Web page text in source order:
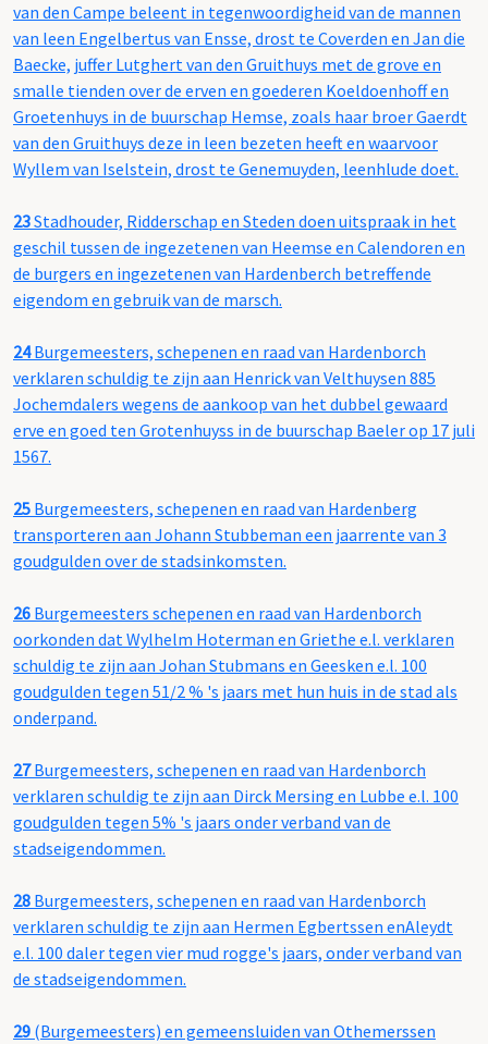
van den Campe beleent in tegenwoordigheid van de mannen
van leen Engelbertus van Ensse, drost te Coverden en Jan die
Baecke, juffer Lutghert van den Gruithuys met de grove en
smalle tienden over de erven en goederen Koeldoenhoff en
Groetenhuys in de buurschap Hemse, zoals haar broer Gaerdt
van den Gruithuys deze in leen bezeten heeft en waarvoor
Wyllem van Iselstein, drost te Genemuyden, leenhlude doet.
23Stadhouder, Ridderschap en Steden doen uitspraak in het
geschil tussen de ingezetenen van Heemse en Calendoren en
de burgers en ingezetenen van Hardenberch betreffende
eigendom en gebruik van de marsch.
24Burgemeesters, schepenen en raad van Hardenborch
verklaren schuldig te zijn aan Henrick van Velthuysen 885
Jochemdalers wegens de aankoop van het dubbel gewaard
erve en goed ten Grotenhuyss in de buurschap Baeler op 17 juli
1567.
25 Burgemeesters, schepenen en raad van Hardenberg
transporteren aan Johann Stubbeman een jaarrente van 3
goudgulden over de stadsinkomsten.
26 Burgemeesters schepenen en raad van Hardenborch
oorkonden dat Wylhelm Hoterman en Griethe e.l. verklaren
schuldig te zijn aan Johan Stubmans en Geesken e.l. 100
goudgulden tegen 51/2 % 's jaars met hun huis in de stad als
onderpand.
27Burgemeesters, schepenen en raad van Hardenborch
verklaren schuldig te zijn aan Dirck Mersing en Lubbe e.l. 100
goudgulden tegen 5% 's jaars onder verband van de
stadseigendommen.
28 Burgemeesters, schepenen en raad van Hardenborch
verklaren schuldig te zijn aan Hermen Egbertssen enAleydt
e.l. 100 daler tegen vier mud rogge's jaars, onder verband van
de stadseigendommen.
29 (Burgemeesters) en gemeensluiden van Othemerssen